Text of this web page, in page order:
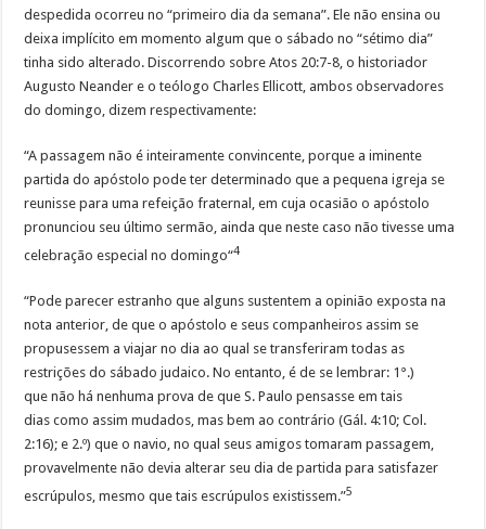
despedida ocorreu no “primeiro dia da semana”. Ele não ensina ou
deixa implícito em momento algum que o sábado no “sétimo dia”
tinha sido alterado. Discorrendo sobre Atos 20:7-8, o historiador
Augusto Neander e o teólogo Charles Ellicott, ambos observadores
do domingo, dizem respectivamente:
“A passagem não é inteiramente convincente, porque a iminente
partida do apóstolo pode ter determinado que a pequena igreja se
reunisse para uma refeição fraternal, em cuja ocasião o apóstolo
pronunciou seu último sermão, ainda que neste caso não tivesse uma
celebração especial no domingo“4
“Pode parecer estranho que alguns sustentem a opinião exposta na
nota anterior, de que o apóstolo e seus companheiros assim se
propusessem a viajar no dia ao qual se transferiram todas as
restrições do sábado judaico. No entanto, é de se lembrar: 1°.)
que não há nenhuma prova de que S. Paulo pensasse em tais
dias como assim mudados, mas bem ao contrário (Gál. 4:10; Col.
2:16); e 2.º) que o navio, no qual seus amigos tomaram passagem,
provavelmente não devia alterar seu dia de partida para satisfazer
escrúpulos, mesmo que tais escrúpulos existissem.”5